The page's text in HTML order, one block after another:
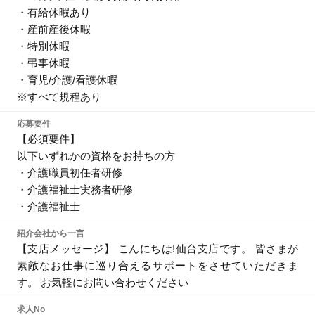
・有給休暇あり
・産前産後休暇
・特別休暇
・弔事休暇
・育児/介護/看護休暇
※すべて規程あり
応募要件
【必須要件】
以下いずれかの資格をお持ちの方
・介護職員初任者研修
・介護福祉士実務者研修
・介護福祉士
紹介会社から一言
【支店メッセージ】 こんにちは!仙台支店です。 皆さまが
素敵なお仕事に巡り合えるサポートをさせていただきま
す。 お気軽にお問い合わせください
求人No